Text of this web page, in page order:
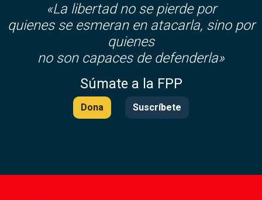
«La libertad no se pierde por
quienes se esmeran en atacarla, sino por
quienes
no son capaces de defenderla»
Súmate a la FPP
Dona Suscríbete